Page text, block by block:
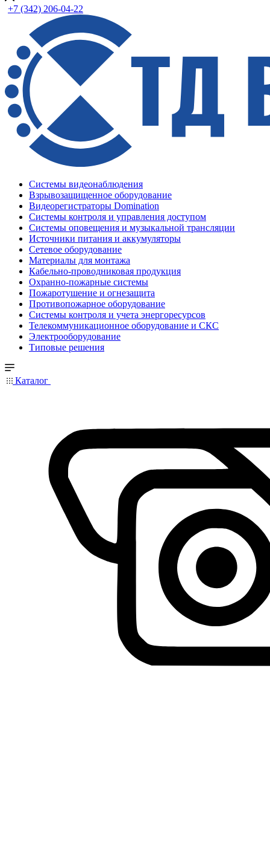
+7 (342) 206-04-22
Системы видеонаблюдения
Взрывозащищенное оборудование
Видеорегистраторы Domination
Системы контроля и управления доступом
Системы оповещения и музыкальной трансляции
Источники питания и аккумуляторы
Сетевое оборудование
Материалы для монтажа
Кабельно-проводниковая продукция
Охранно-пожарные системы
Пожаротушение и огнезащита
Противопожарное оборудование
Системы контроля и учета энергоресурсов
Телекоммуникационное оборудование и СКС
Электрооборудование
Типовые решения
Каталог